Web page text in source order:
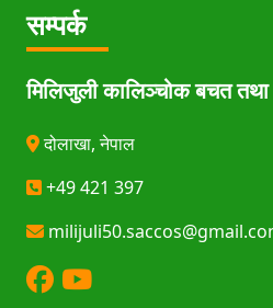
सम्पर्क
मिलिजुली कालिञ्चोक बचत
दोलाखा, नेपाल
+49 421 397